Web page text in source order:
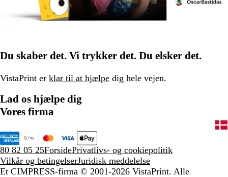
Du skaber det. Vi trykker det. Du elsker det.
VistaPrint er klar til at hjælpe dig hele vejen.
Lad os hjælpe dig
Vores firma
80 82 05 25ForsidePrivatlivs- og cookiepolitik
Vilkår og betingelserJuridisk meddelelse
Et CIMPRESS-firma © 2001-2026 VistaPrint. Alle